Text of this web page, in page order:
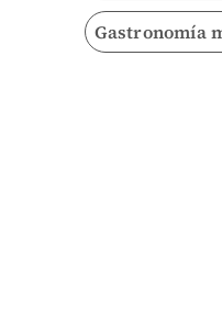
Gastronomía